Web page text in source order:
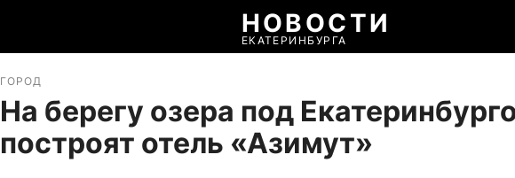
НОВОСТИ
ЕКАТЕРИНБУРГА
ГОРОД
На берегу озера под
построят отель «Азимут»